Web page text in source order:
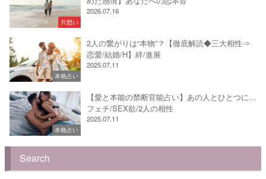
片想い
2026.07.16
本格占い
2人の繋がりは“本物”？【徹底解読◆三大相性⇒
恋愛/結婚/H】絆/進展
2025.07.11
本格占い
【愛と本能の禁断官能占い】あの人とひとつに…
フェチ/SEX欲/2人の相性
2025.07.11
Search